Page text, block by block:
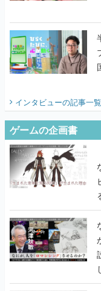
インタビューの記事一覧
ゲームの企画書